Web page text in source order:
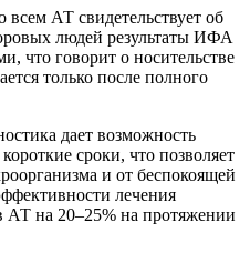
АТ свидетельствует об
людей результаты ИФА
что говорит о носительстве
только после полного
дает возможность
сроки, что позволяет
и от беспокоящей
лечения
АТ на 20–25% на протяжении